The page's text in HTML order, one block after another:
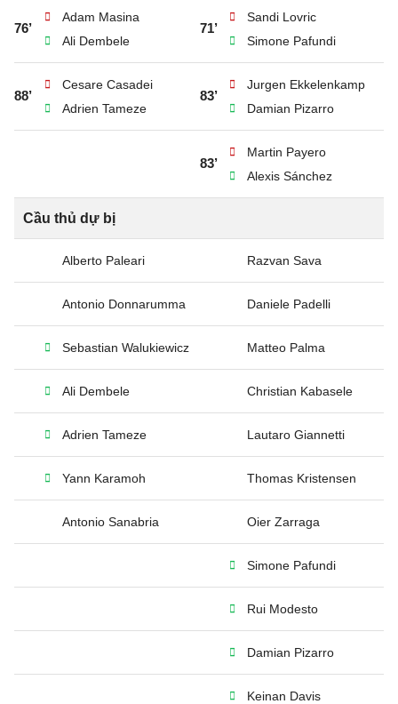
76’
Adam Masina
Ali Dembele
71’
Sandi Lovric
Simone Pafundi
88’
Cesare Casadei
Adrien Tameze
83’
Jurgen Ekkelenkamp
Damian Pizarro
83’
Martin Payero
Alexis Sánchez
Cầu thủ dự bị
Alberto Paleari Razvan Sava
Antonio Donnarumma Daniele Padelli
Sebastian Walukiewicz Matteo Palma
Ali Dembele Christian Kabasele
Adrien Tameze Lautaro Giannetti
Yann Karamoh Thomas Kristensen
Antonio Sanabria Oier Zarraga
Simone Pafundi
Rui Modesto
Damian Pizarro
Keinan Davis